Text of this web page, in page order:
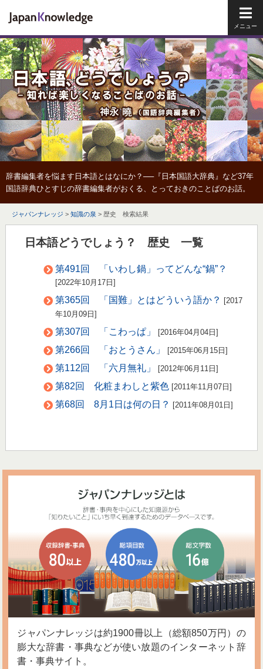
辞書編集者を悩ます日本語とはなにか？──『日本国語大辞典』など37年
国語辞典ひとすじの辞書編集者がおくる、とっておきのことばのお話。
ジャパンナレッジ > 知識の泉 > 歴史 検索結果
日本語どうでしょう？ 歴史 一覧
第491回 「いわし鍋」ってどんな“鍋”？
[2022年10月17日]
第365回 「国難」とはどういう語か？
[2017
年10月09日]
第307回 「こわっぱ」 [2016年04月04日]
第266回 「おとうさん」 [2015年06月15日]
第112回 「六月無礼」 [2012年06月11日]
第82回 化粧まわしと紫色 [2011年11月07日]
第68回 8月1日は何の日？ [2011年08月01日]
ジャパンナレッジは約1900冊以上（総額850万円）の
膨大な辞書・事典などが使い放題のインターネット辞
書・事典サイト。